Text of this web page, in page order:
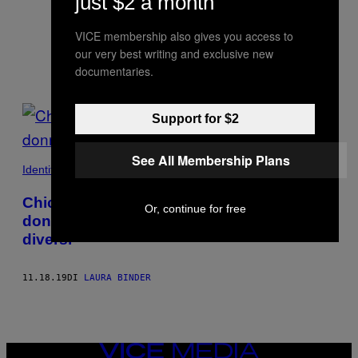
POSTS
BY
THIS
AUTHOR
Identità
Chickflixxx è la sezione di Reddit in cui le
donne si scambiano porno finalmente
diversi
11.18.19DI LAURA BINDER
VICE
VICE membership also gives you access to
our very best writing and exclusive new
documentaries.
Support for $2
See All Membership Plans
Or, continue for free